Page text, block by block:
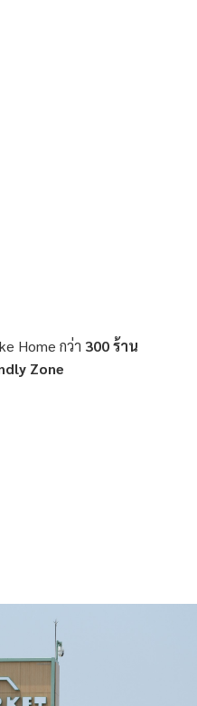
Home กว่า 300 ร้าน
Zone